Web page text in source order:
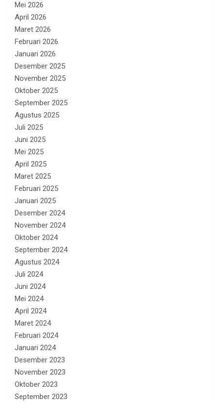
Mei 2026
April 2026
Maret 2026
Februari 2026
Januari 2026
Desember 2025
November 2025
Oktober 2025
September 2025
Agustus 2025
Juli 2025
Juni 2025
Mei 2025
April 2025
Maret 2025
Februari 2025
Januari 2025
Desember 2024
November 2024
Oktober 2024
September 2024
Agustus 2024
Juli 2024
Juni 2024
Mei 2024
April 2024
Maret 2024
Februari 2024
Januari 2024
Desember 2023
November 2023
Oktober 2023
September 2023